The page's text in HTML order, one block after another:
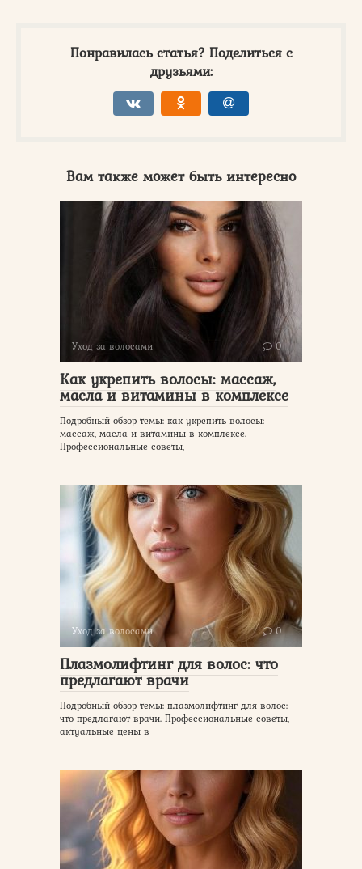
Понравилась статья? Поделиться с
друзьями:
Вам также может быть интересно
Уход за волосами 0
Как укрепить волосы: массаж,
масла и витамины в комплексе
Подробный обзор темы: как укрепить волосы:
массаж, масла и витамины в комплексе.
Профессиональные советы,
Уход за волосами 0
Плазмолифтинг для волос: что
предлагают врачи
Подробный обзор темы: плазмолифтинг для волос:
что предлагают врачи. Профессиональные советы,
актуальные цены в